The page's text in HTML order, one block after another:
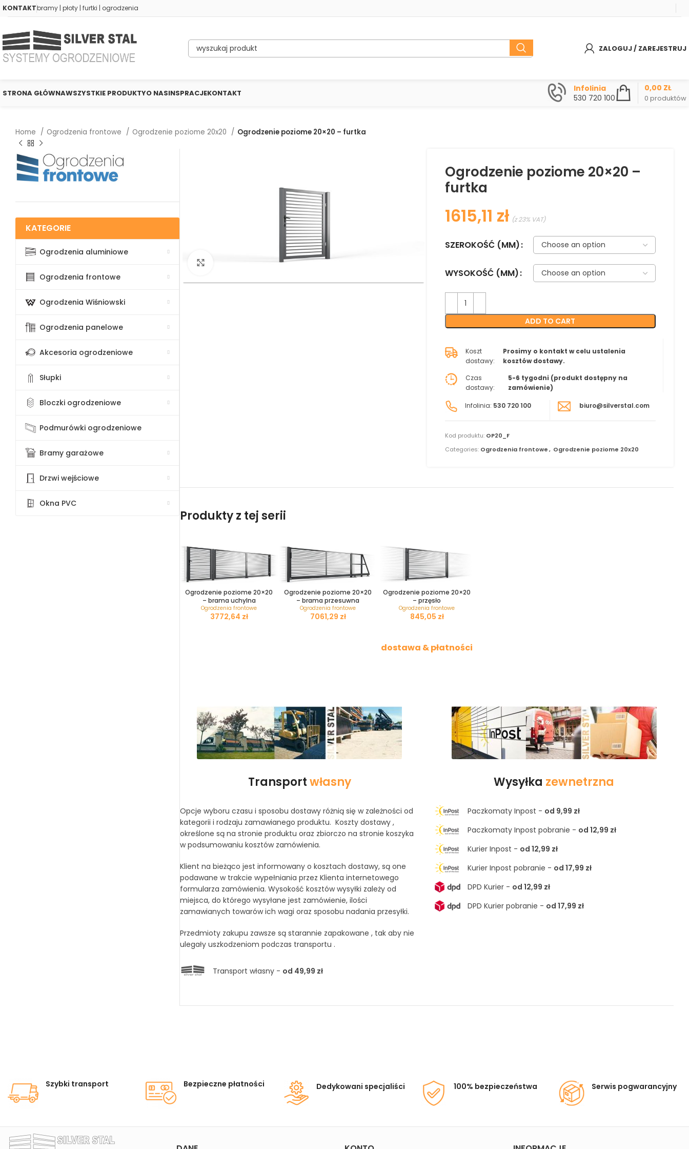
KONTAKTbramy | płoty | furtki | ogrodzenia
ZALOGUJ / ZAREJESTRUJ
STRONA GŁÓWNAWSZYSTKIE PRODUKTYO NASINSPRACJEKONTAKT
Infolinia
530 720 100
0 produktów
0,00 ZŁ
Home Ogrodzenia frontowe Ogrodzenie poziome 20x20 Ogrodzenie poziome 20×20 – furtka
Kliknij aby powiększyć
Ogrodzenie poziome 20×20 –
furtka
zł
SZEROKOŚĆ (MM)
WYSOKOŚĆ (MM)
ADD TO CART
Koszt
dostawy:
Prosimy o kontakt w celu ustalenia
kosztów dostawy.
Czas
dostawy:
5-6 tygodni (produkt dostępny na
zamówienie)
Infolinia: 530 720 100 biuro@silverstal.com
Kod produktu: OP20_F
Categories: Ogrodzenia frontowe, Ogrodzenie poziome 20x20
Produkty z tej serii
Ogrodzenie poziome 20×20
– brama uchylna
Ogrodzenia frontowe
zł
Ogrodzenie poziome 20×20
– brama przesuwna
Ogrodzenia frontowe
zł
Ogrodzenie poziome 20×20
– przęsło
Ogrodzenia frontowe
zł
dostawa & płatności
Transportwłasny
Opcje wyboru czasu i sposobu dostawy różnią się w zależności od
kategorii i rodzaju zamawianego produktu. Koszty dostawy ,
określone są na stronie produktu oraz zbiorczo na stronie koszyka
w podsumowaniu kosztów zamówienia.
Klient na bieżąco jest informowany o kosztach dostawy, są one
podawane w trakcie wypełniania przez Klienta internetowego
formularza zamówienia. Wysokość kosztów wysyłki zależy od
miejsca, do którego wysyłane jest zamówienie, ilości
zamawianych towarów ich wagi oraz sposobu nadania przesyłki.
Przedmioty zakupu zawsze są starannie zapakowane , tak aby nie
ulegały uszkodzeniom podczas transportu .
Transport własny - od 49,99 zł
Wysyłka zewnetrzna
Paczkomaty Inpost - od 9,99 zł
Paczkomaty Inpost pobranie - od 12,99 zł
Kurier Inpost - od 12,99 zł
Kurier Inpost pobranie - od 17,99 zł
DPD Kurier - od 12,99 zł
DPD Kurier pobranie - od 17,99 zł
KATEGORIE
Ogrodzenia aluminiowe
Ogrodzenia frontowe
Ogrodzenia Wiśniowski
Ogrodzenia panelowe
Akcesoria ogrodzeniowe
Słupki
Bloczki ogrodzeniowe
Podmurówki ogrodzeniowe
Bramy garażowe
Drzwi wejściowe
Okna PVC
Szybki transport Bezpieczne płatności Dedykowani specjaliści 100% bezpieczeństwa Serwis pogwarancyjny